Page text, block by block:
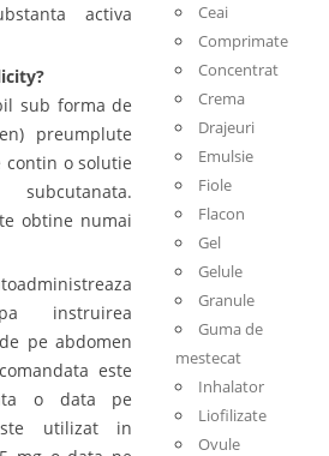
activa
sub forma de
preumplute
contin o solutie
obtine numai
instruirea
pe abdomen
este
o data pe
utilizat in
Ceai
Comprimate
Concentrat
Crema
Drajeuri
Emulsie
Fiole
Flacon
Gel
Gelule
Granule
Guma de
mestecat
Inhalator
Liofilizate
Ovule